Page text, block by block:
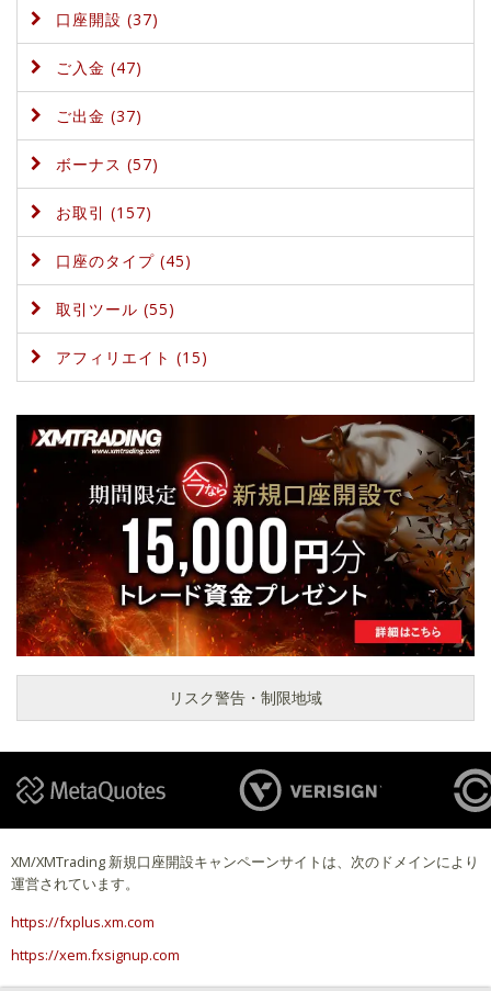
口座開設 (37)
ご入金 (47)
ご出金 (37)
ボーナス (57)
お取引 (157)
口座のタイプ (45)
取引ツール (55)
アフィリエイト (15)
リスク警告・制限地域
XM/XMTrading 新規口座開設キャンペーンサイトは、次のドメインにより
運営されています。
https://fxplus.xm.com
https://xem.fxsignup.com